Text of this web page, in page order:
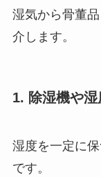
湿気から骨董
介します。
1. 除湿機や湿
湿度を一定に
です。